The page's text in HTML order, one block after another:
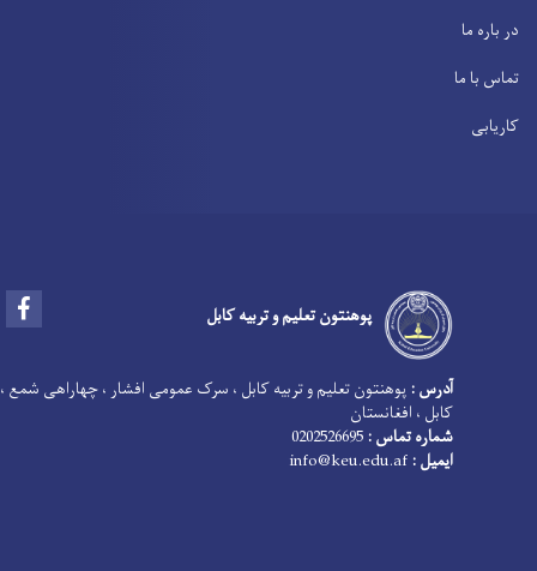
در باره ما
تماس با ما
کاریابی
پوهنتون تعلیم و تربیه کابل
آدرس : پوهنتون تعلیم و تربیه کابل ، سرک عمومی افشار ، چهاراهی شمع ،
کابل ، افغانستان
شماره تماس :
ایمیل :